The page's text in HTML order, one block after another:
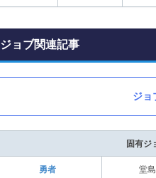
ジョブ関連記事
ジョ
固有ジ
勇者 堂